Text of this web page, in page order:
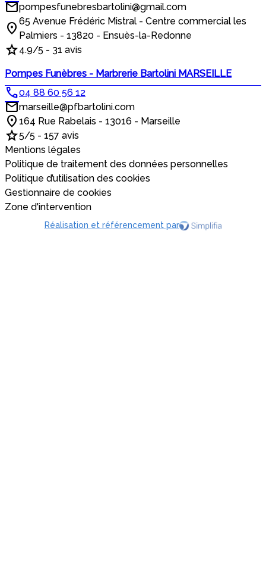
pompesfunebresbartolini@gmail.com
65 Avenue Frédéric Mistral - Centre commercial les
Palmiers - 13820 - Ensuès-la-Redonne
4.9/5 - 31 avis
Pompes Funèbres - Marbrerie Bartolini MARSEILLE
04 88 60 56 12
marseille@pfbartolini.com
164 Rue Rabelais - 13016 - Marseille
5/5 - 157 avis
Mentions légales
Politique de traitement des données personnelles
Politique d’utilisation des cookies
Gestionnaire de cookies
Zone d'intervention
Réalisation et référencement par